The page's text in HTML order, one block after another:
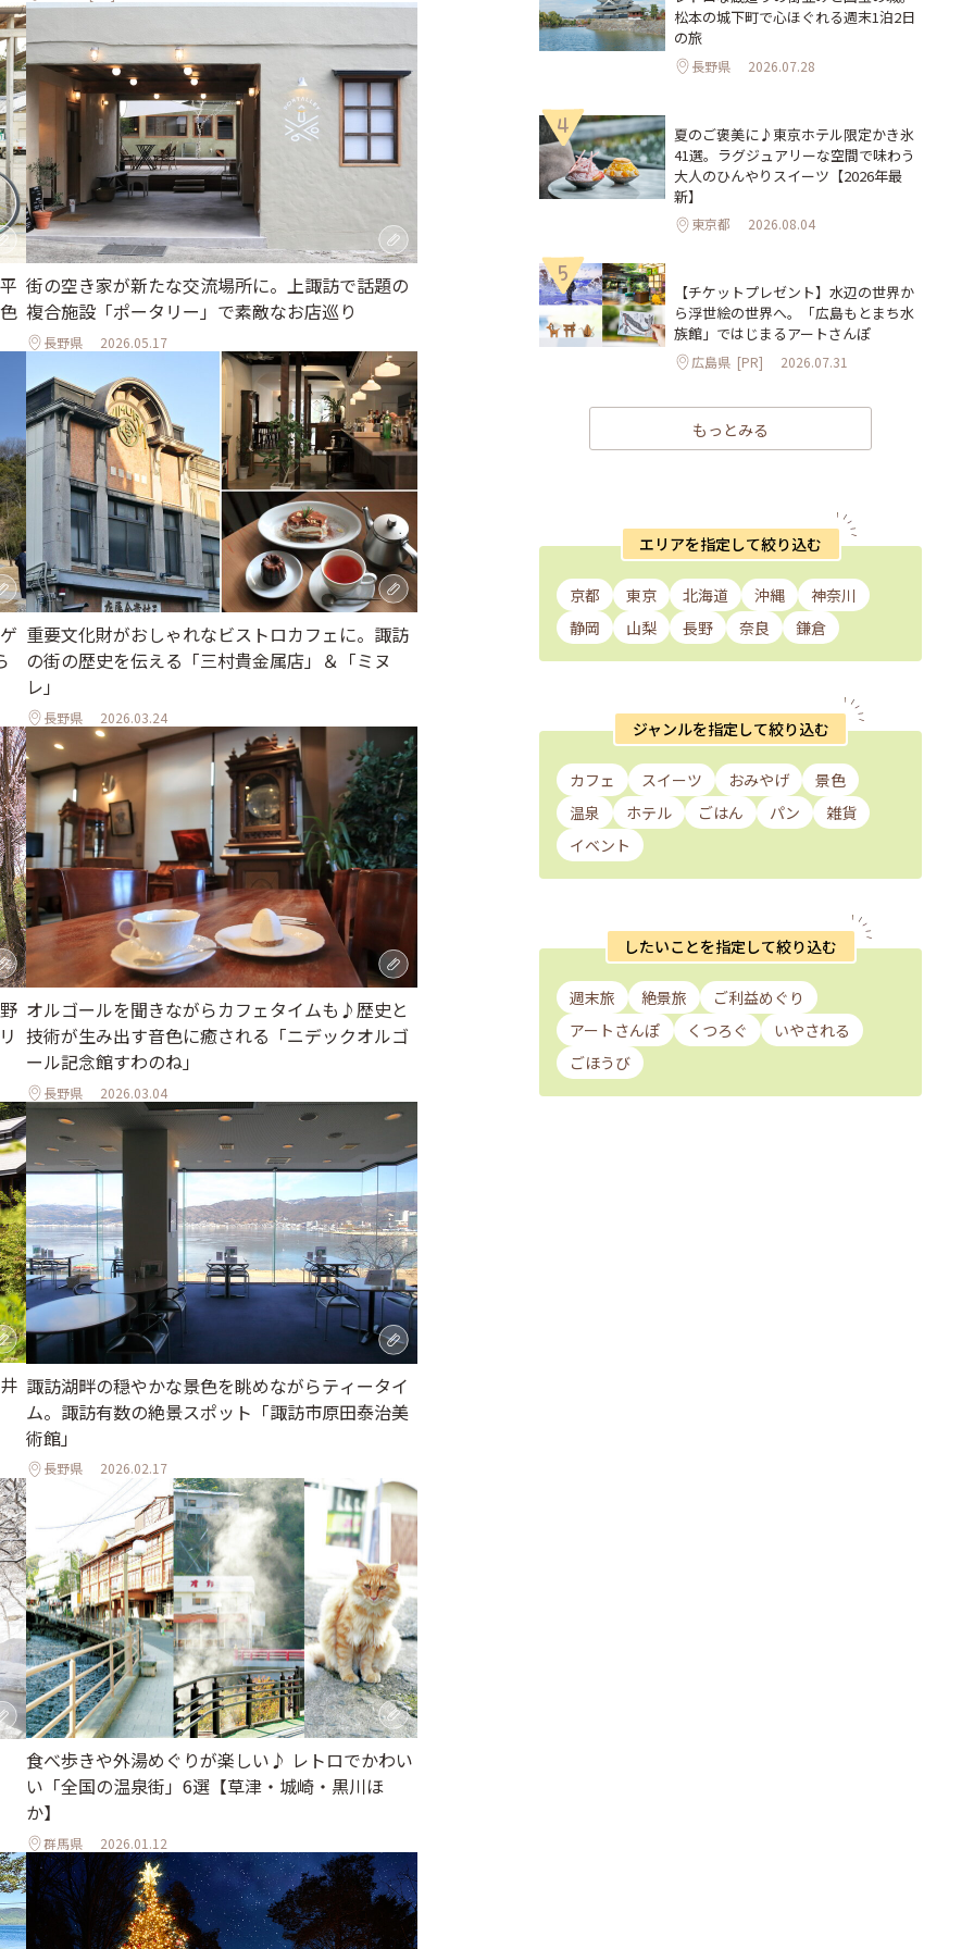
街の空き家が新たな交流場所に。上諏訪で話題の
複合施設「ポータリー」で素敵なお店巡り
長野県 2026.05.17
重要文化財がおしゃれなビストロカフェに。諏訪
の街の歴史を伝える「三村貴金属店」＆「ミヌ
レ」
長野県 2026.03.24
オルゴールを聞きながらカフェタイムも♪歴史と
技術が生み出す音色に癒される「ニデックオルゴ
ール記念館すわのね」
長野県 2026.03.04
諏訪湖畔の穏やかな景色を眺めながらティータイ
ム。諏訪有数の絶景スポット「諏訪市原田泰治美
術館」
長野県 2026.02.17
食べ歩きや外湯めぐりが楽しい♪ レトロでかわい
い「全国の温泉街」6選【草津・城崎・黒川ほ
か】
群馬県 2026.01.12
松本の城下町で心ほぐれる週末1泊2日
の旅
長野県 2026.07.28
4
夏のご褒美に♪東京ホテル限定かき氷
41選。ラグジュアリーな空間で味わう
大人のひんやりスイーツ【2026年最
新】
東京都 2026.08.04
5
【チケットプレゼント】水辺の世界か
ら浮世絵の世界へ。「広島もとまち水
族館」ではじまるアートさんぽ
広島県 [PR] 2026.07.31
もっとみる
エリアを指定して絞り込む
京都 東京 北海道 沖縄
神奈川
静岡
山梨 長野 奈良 鎌倉
ジャンルを指定して絞り込む
カフェ スイーツ おみやげ
景色
温泉
ホテル ごはん パン
雑貨
イベント
したいことを指定して絞り込む
週末旅 絶景旅
ご利益めぐり
アートさんぽ
くつろぐ
いやされる
ごほうび